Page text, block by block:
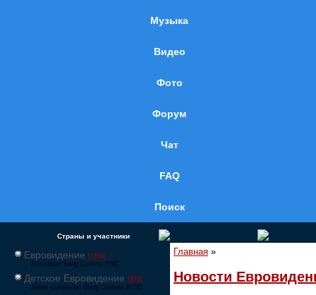
Музыка
Видео
Фото
Форум
Чат
FAQ
Поиск
Страны и участники
Евровидение [1858]
Eurovision Song Contest ESC
Детское Евровидение [878]
Junior Eurovision Song Contest JESC
Главная »
Новости